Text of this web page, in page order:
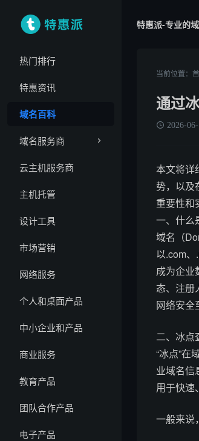
热门排行
特惠资讯
域名百科
域名服务商
云主机服务商
主机托管
设计工具
市场营销
网络服务
个人和桌面产品
中小企业和产品
商业服务
教育产品
团队合作产品
电子产品
特惠派-专业的
当前位置：
通过
2026-
本文将详
势，以及
重要性和
一、什么
域名（
以.com
成为企业
态、注册
网络安全
二、冰点
“冰点”在
业域名信
用于快速
一般来说